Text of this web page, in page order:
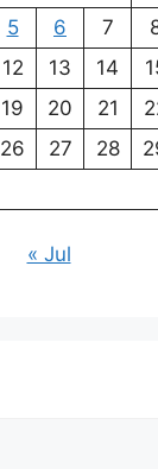
5 6 7
12 13 14
19 20 21
26 27 28
« Jul